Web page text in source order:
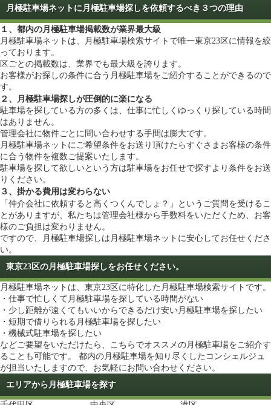
月極駐車場ネットに月極駐車場探しを依頼するべき３つの理由
１、都内の月極駐車場掲載数が業界最大級
月極駐車場ネットは、月極駐車場検索サイトで唯一東京23区に情報を絞
っております。
区ごとの掲載数は、業界でも最大級を誇ります。
お客様がお探しの条件に合う月極駐車場をご紹介することができるので
す。
２、月極駐車場探しが圧倒的に楽になる
駐車場を探している方の多くは、仕事に忙しくゆっくり探している時間
はありません。
管理会社に物件ごとに問い合わせする手間は膨大です。
月極駐車場ネットにご希望条件をお送り頂けたらすぐさまお客様の条件
に合う物件を複数ご提案いたします。
駐車場を探して欲しいという方は駐車場をお任せで探すより条件をお送
りください。
３、掛かる費用は変わらない
「仲介会社に依頼すると高くつくんでしょ？」というご質問を受けるこ
とがありますが、私たちは管理会社様から手数料をいただくため、お客
様のご負担は変わりません。
ですので、月極駐車場探しは月極駐車場ネットに安心してお任せくださ
い。
東京23区の月極駐車場探しをお任せください。
月極駐車場ネットは、東京23区に特化した月極駐車場検索サイトです。
・仕事で忙しくて月極駐車場を探している時間がない
・少し距離が遠くてもいいからできるだけ安い月極駐車場を探したい
・短期で借りられる月極駐車場を探したい
・機械式駐車場を探したい
などご要望をいただけたら、こちらでオススメの月極駐車場をご紹介す
ることも可能です。 都内の月極駐車場を知り尽くしたコンシェルジュ
が担当いたしますので、お気軽にお問い合わせください。
エリアから月極駐車場を探す